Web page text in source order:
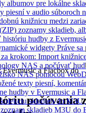
albumov pre lokálne
piesní v audio súboroch
knižnicu medzi
zoznamy skladieb,
hudby z
widgety Práve sa
krokom: Import
NAS a počúvať
NAS pomocou
texty piesní,
hudby v Evermusic a
skladieb do
skladieb M3U do
a Flacbox do
počúvania